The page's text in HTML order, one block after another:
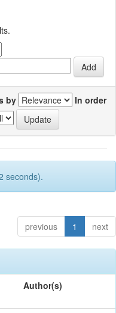
by
In order
seconds).
previous 1 next
Author(s)